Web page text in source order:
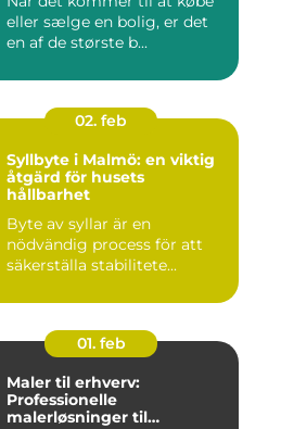
eller sælge en bolig, er det
en af de største b...
02. feb
Syllbyte i Malmö: en viktig
åtgärd för husets
hållbarhet
Byte av syllar är en
nödvändig process för att
säkerställa stabilitete...
01. feb
Maler til erhverv:
Professionelle
malerløsninger til